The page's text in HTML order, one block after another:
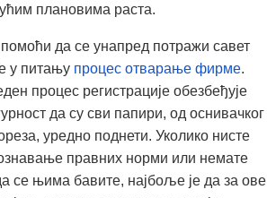
плановима раста.
помоћи да се унапред потражи савет
у питању процес отварање фирме.
процес регистрације обезбеђује
да су сви папири, од оснивачког
уредно поднети. Уколико нисте
правних норми или немате
се њима бавите, најбоље је да за ове